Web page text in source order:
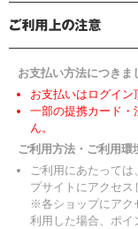
お支払い方法につきま
お支払いはログイン
一部の提携カード・
ん。
ご利用方法・ご利用環
ご利用にあたっては
プサイトにアクセス
※各ショップにアク
利用した場合、ポイ